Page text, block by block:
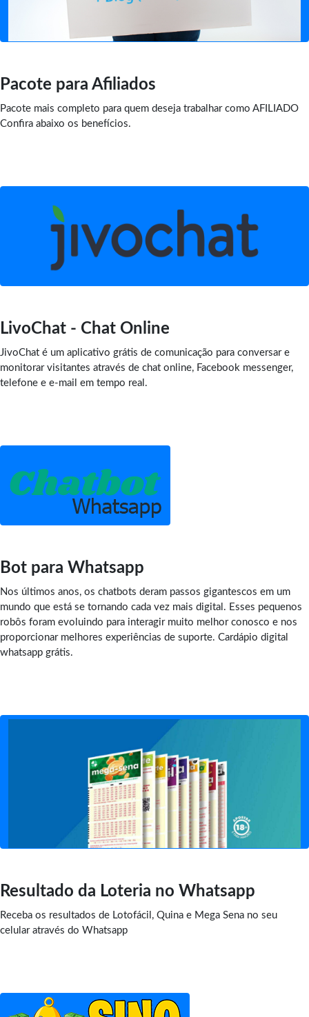
Pacote para Afiliados
Pacote mais completo para quem deseja trabalhar como AFILIADO
Confira abaixo os benefícios.
LivoChat - Chat Online
JivoChat é um aplicativo grátis de comunicação para conversar e
monitorar visitantes através de chat online, Facebook messenger,
telefone e e-mail em tempo real.
Bot para Whatsapp
Nos últimos anos, os chatbots deram passos gigantescos em um
mundo que está se tornando cada vez mais digital. Esses pequenos
robôs foram evoluindo para interagir muito melhor conosco e nos
proporcionar melhores experiências de suporte. Cardápio digital
whatsapp grátis.
Resultado da Loteria no Whatsapp
Receba os resultados de Lotofácil, Quina e Mega Sena no seu
celular através do Whatsapp